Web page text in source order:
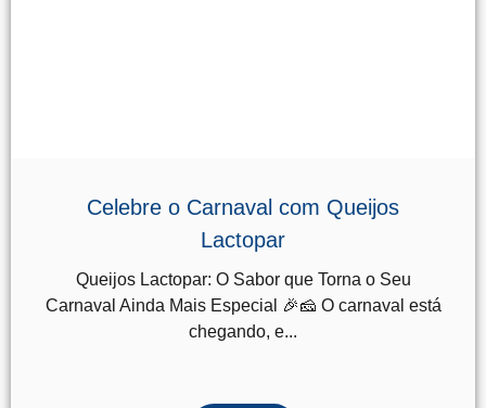
Celebre o Carnaval com Queijos
Lactopar
Queijos Lactopar: O Sabor que Torna o Seu
Carnaval Ainda Mais Especial 🎉🧀 O carnaval está
chegando, e...